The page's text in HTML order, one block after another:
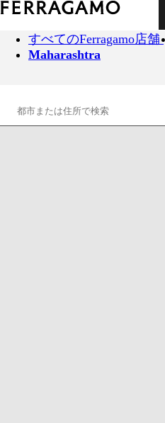
すべてのFerragamo店舗
Maharashtra